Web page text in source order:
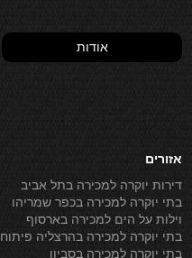
אודות
אזורים
דירות יוקרה למכירה בתל אביב
בתי יוקרה למכירה בכפר שמריהו
וילות על הים למכירה בארסוף
בתי יוקרה למכירה בהרצליה פיתוח
בתי יוקרה למכירה בסביון